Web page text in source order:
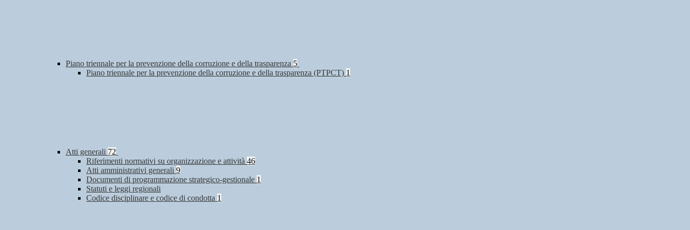
Piano triennale per la prevenzione della corruzione e della trasparenza 5
Piano triennale per la prevenzione della corruzione e della trasparenza (PTPCT) 1
Atti generali 72
Riferimenti normativi su organizzazione e attività 46
Atti amministrativi generali 9
Documenti di programmazione strategico-gestionale 1
Statuti e leggi regionali
Codice disciplinare e codice di condotta 1